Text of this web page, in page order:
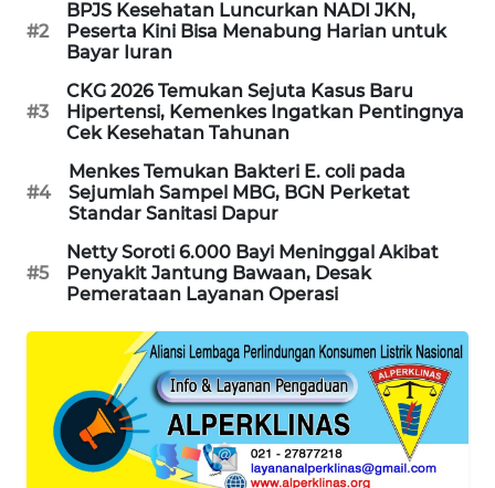
#2
BPJS Kesehatan Luncurkan NADI JKN,
Peserta Kini Bisa Menabung Harian untuk
Bayar Iuran
#3
CKG 2026 Temukan Sejuta Kasus Baru
Hipertensi, Kemenkes Ingatkan Pentingnya
Cek Kesehatan Tahunan
#4
Menkes Temukan Bakteri E. coli pada
Sejumlah Sampel MBG, BGN Perketat
Standar Sanitasi Dapur
#5
Netty Soroti 6.000 Bayi Meninggal Akibat
Penyakit Jantung Bawaan, Desak
Pemerataan Layanan Operasi
WAHANA
DESA
WISATA
LAPAK
Wahana
KONSUMEN
LISTRIK
MASYARAKAT
KELISTRIKAN
WALINKI
ID